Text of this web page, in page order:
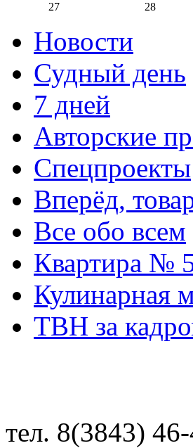
27
28
Новости
Судный день
7 дней
Авторские
Спецпроекты
Вперёд,
Все обо всем
Квартира №
Кулинарная
ТВН за
тел. 8(3843)